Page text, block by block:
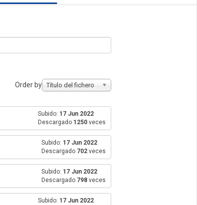
Order by Título del fichero
Subido: 17 Jun 2022
Descargado 1250 veces
Subido: 17 Jun 2022
Descargado 702 veces
Subido: 17 Jun 2022
Descargado 798 veces
Subido: 17 Jun 2022